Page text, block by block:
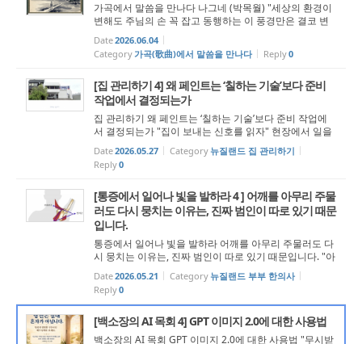
가곡에서 말씀을 만나다 나그네 (박목월) "세상의 환경이
변해도 주님의 손 꼭 잡고 동행하는 이 풍경만은 결코 변
하지 말아야하는 나그네 삶입니다." ‘나그네(박목월)’ 강
(江)나루 건너서 밀밭 길을 구름에 달 가듯이 가는 나그네
길은 외줄기 ...
Date2026.06.04
Category 가곡(歌曲)에서 말씀을 만나다 Reply0
[집 관리하기 4] 왜 페인트는 ‘칠하는 기술’보다 준비
작업에서 결정되는가
집 관리하기 왜 페인트는 ‘칠하는 기술’보다 준비 작업에
서 결정되는가 "집이 보내는 신호를 읽자" 현장에서 일을
하다 보면 집주인들에게 가장 많이 듣는 말 중 하나가 있
다. “생각보다 일이 오래 걸리네요.” 실제로 그렇다. 사람
들...
Date2026.05.27 Category 뉴질랜드 집 관리하기
Reply0
[통증에서 일어나 빛을 발하라 4 ] 어깨를 아무리 주물
러도 다시 뭉치는 이유는, 진짜 범인이 따로 있기 때문
입니다.
통증에서 일어나 빛을 발하라 어깨를 아무리 주물러도 다
시 뭉치는 이유는, 진짜 범인이 따로 있기 때문입니다. "아
픈 근육은 억울한 피해자일 뿐입니다. 숨어있는 범인을 찾
아 제 몫을 하게 만들어야 합니다." “일어나라 빛을 발하라
이는 네 빛이 이르...
Date2026.05.21 Category 뉴질랜드 부부 한의사
Reply0
[백소장의 AI 목회 4] GPT 이미지 2.0에 대한 사용법
백소장의 AI 목회 GPT 이미지 2.0에 대한 사용법 "무시받